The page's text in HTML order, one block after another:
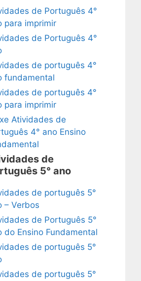
de Português 4°
para imprimir
de Português 4°
de português 4°
fundamental
de português 4°
para imprimir
Atividades de
4° ano Ensino
de
5° ano
de português 5°
– Verbos
de Português 5°
do Ensino Fundamental
de português 5°
de português 5°